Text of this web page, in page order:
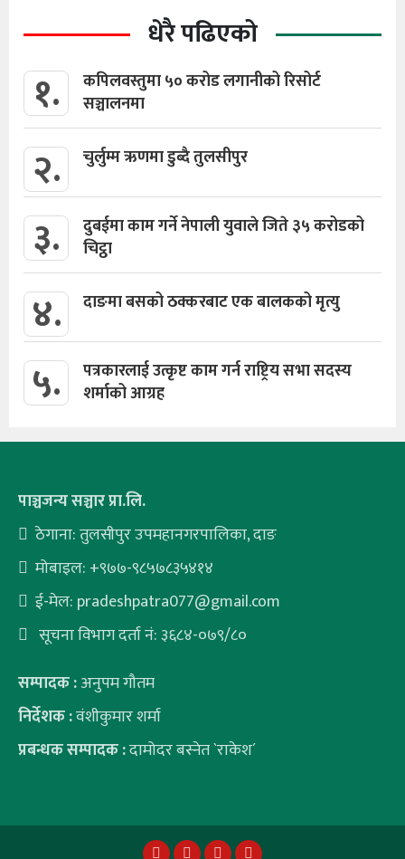
धेरै पढिएको
१.
कपिलवस्तुमा ५० करोड लगानीको रिसोर्ट
सञ्चालनमा
२. चुर्लुम्म ऋणमा डुब्दै तुलसीपुर
३.
दुबईमा काम गर्ने नेपाली युवाले जिते ३५ करोडको
चिट्ठा
४. दाङमा बसको ठक्करबाट एक बालकको मृत्यु
५.
पत्रकारलाई उत्कृष्ट काम गर्न राष्ट्रिय सभा सदस्य
शर्माको आग्रह
पाञ्चजन्य सञ्चार प्रा.लि.
ठेगाना: तुलसीपुर उपमहानगरपालिका, दाङ
मोबाइल: +९७७-९८५७८३५४१४
ई-मेल: pradeshpatra077@gmail.com
सूचना विभाग दर्ता नं: ३६८४-०७९/८०
सम्पादक :अनुपम गौतम
निर्देशक :वंशीकुमार शर्मा
प्रबन्धक सम्पादक :दामोदर बस्नेत `राकेश´